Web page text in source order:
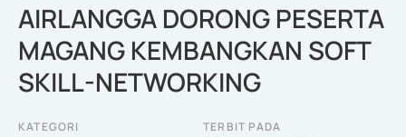
AIRLANGGA DORONG PESERTA
MAGANG KEMBANGKAN SOFT
SKILL-NETWORKING
KATEGORI TERBIT PADA